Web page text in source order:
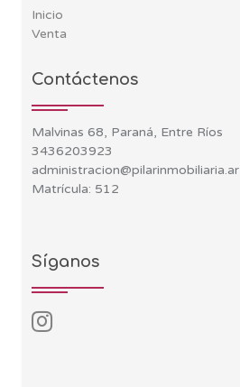
Inicio
Venta
Contáctenos
Malvinas 68, Paraná, Entre Ríos
3436203923
administracion@pilarinmobiliaria.ar
Matrícula: 512
Síganos